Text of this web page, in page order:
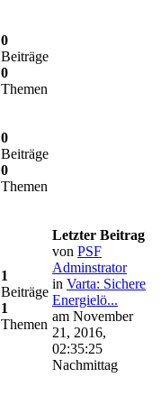
0
Beiträge
0
Themen
0
Beiträge
0
Themen
1
Beiträge
1
Themen
Letzter Beitrag
von PSF
Adminstrator
in Varta: Sichere
Energielö...
am November
21, 2016,
02:35:25
Nachmittag